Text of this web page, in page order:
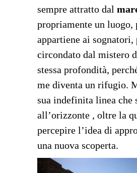
sempre attratto dal
propriamente un luogo,
appartiene ai sognatori,
circondato dal mistero
stessa profondità,
me diventa un rifugio.
sua indefinita linea che
all’orizzonte , oltre la
percepire l’idea di
una nuova scoperta.